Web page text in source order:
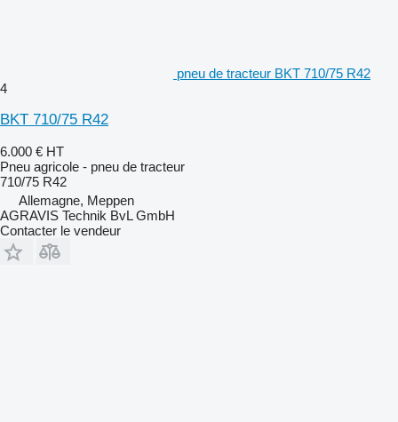
pneu de tracteur BKT 710/75 R42
4
BKT 710/75 R42
6.000 € HT
Pneu agricole - pneu de tracteur
710/75 R42
Allemagne, Meppen
AGRAVIS Technik BvL GmbH
Contacter le vendeur